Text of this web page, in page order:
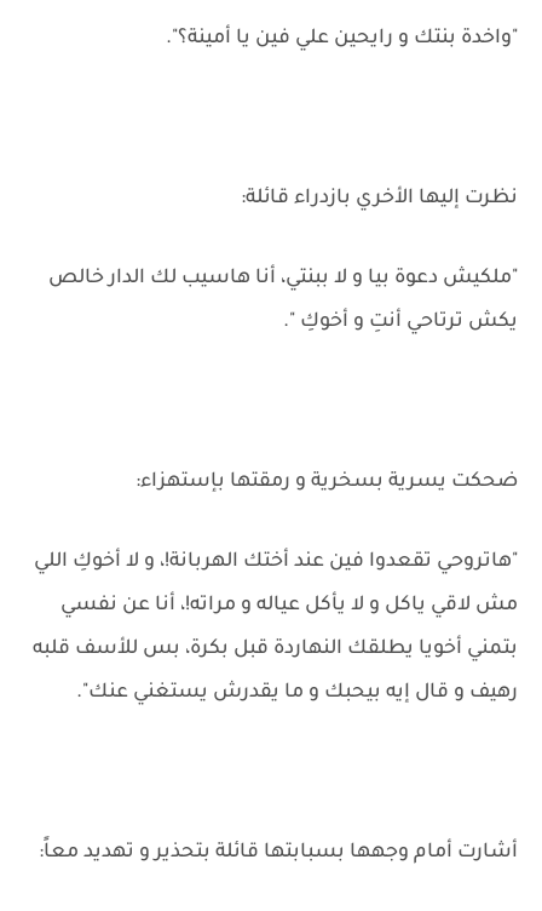
"واخدة بنتك و رايحين علي فين يا أمينة؟".
نظرت إليها الأخري بازدراء قائلة:
"ملكيش دعوة بيا و لا ببنتي، أنا هاسيب لك الدار خالص
يكش ترتاحي أنتِ و أخوكِ ".
ضحكت يسرية بسخرية و رمقتها بإستهزاء:
"هاتروحي تقعدوا فين عند أختك الهربانة!، و لا أخوكِ اللي
مش لاقي ياكل و لا يأكل عياله و مراته!، أنا عن نفسي
بتمني أخويا يطلقك النهاردة قبل بكرة، بس للأسف قلبه
رهيف و قال إيه بيحبك و ما يقدرش يستغني عنك".
أشارت أمام وجهها بسبابتها قائلة بتحذير و تهديد معاً: